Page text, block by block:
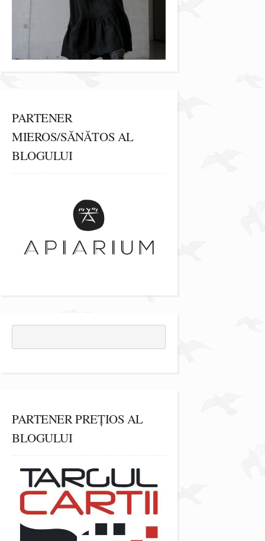
PARTENER
MIEROS/SĂNĂTOS AL
BLOGULUI
PARTENER PREȚIOS AL
BLOGULUI